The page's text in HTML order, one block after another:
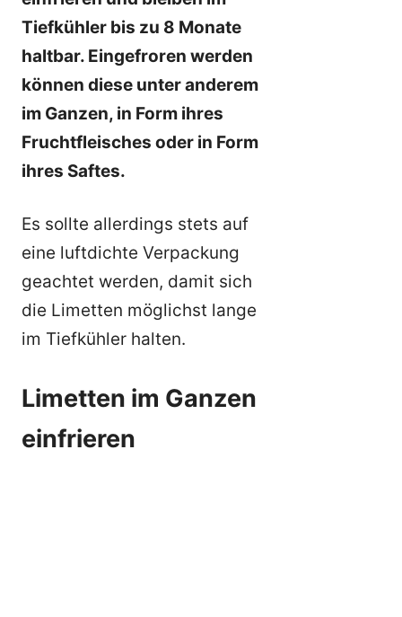
Tiefkühler bis zu 8 Monate
haltbar. Eingefroren werden
können diese unter anderem
im Ganzen, in Form ihres
Fruchtfleisches oder in Form
ihres Saftes.
Es sollte allerdings stets auf
eine luftdichte Verpackung
geachtet werden, damit sich
die Limetten möglichst lange
im Tiefkühler halten.
Limetten im Ganzen
einfrieren